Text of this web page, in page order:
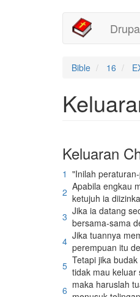
Main
User
menu
Bible 16
Keluaran
1 "Inilah
2 Apabila engkau
ketujuh ia
3 Jika ia datang
bersama-sama
4 Jika tuannya
perempuan itu
5 Tetapi jika
tidak mau keluar
6 maka haruslah